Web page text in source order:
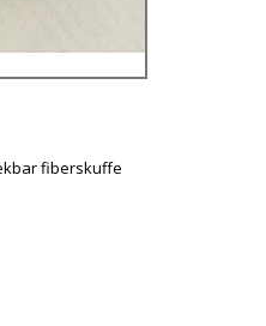
fiberskuffe